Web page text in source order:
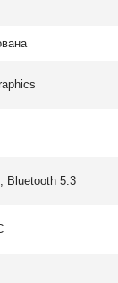
Bluetooth 5.3